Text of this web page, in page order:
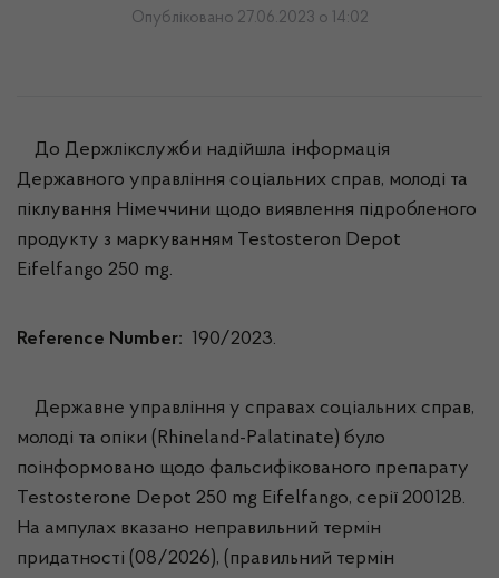
Опубліковано 27.06.2023 о 14:02
До Держлікслужби надійшла інформація
Державного управління соціальних справ, молоді та
піклування Німеччини щодо виявлення підробленого
продукту з маркуванням Testosteron Depot
Eifelfango 250 mg.
Reference Number: 190/2023.
Державне управління у справах соціальних справ,
молоді та опіки (Rhineland-Palatinate) було
поінформовано щодо фальсифікованого препарату
Testosterone Depot 250 mg Eifelfango, серії 20012B.
На ампулах вказано неправильний термін
придатності (08/2026), (правильний термін